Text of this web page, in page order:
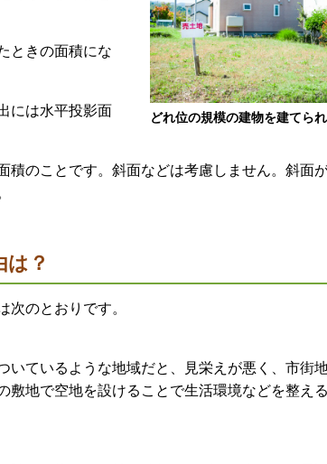
どれ位の規模の建物を建てら
ときの面積にな
には水平投影面
のことです。斜面などは考慮しません。斜面
？
次のとおりです。
いているような地域だと、見栄えが悪く、市街
敷地で空地を設けることで生活環境などを整え